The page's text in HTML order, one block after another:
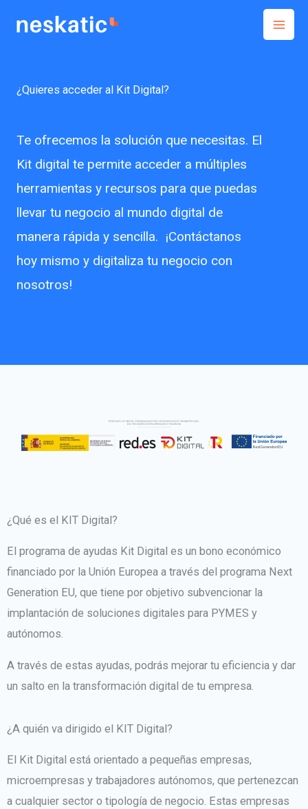
¿Quieres acceder al Kit Digital?
Te ofrecemos la solución que necesitas. El
Kit digital te permite acceder a múltiples
herramientas y recursos para que puedas
llevar tu negocio al mundo digital de
manera rápida y sencilla. ¡Contáctanos
hoy mismo y digitaliza tu negocio con
nosotros!
¿Qué es el KIT Digital?
El programa de ayudas Kit Digital es un bono económico
financiado por la Unión Europea a través del programa Next
Generation EU, que tiene por objetivo subvencionar la
implantación de soluciones digitales para PYMES y
autónomos.
A través de estas ayudas, podrás mejorar tu eficiencia y dar
un salto en la transformación digital de tu empresa.
¿A quién va dirigido el KIT Digital?
El Kit Digital está orientado a pequeñas empresas,
microempresas y trabajadores autónomos, que pertenezcan
a cualquier sector o tipología de negocio. Estas empresas